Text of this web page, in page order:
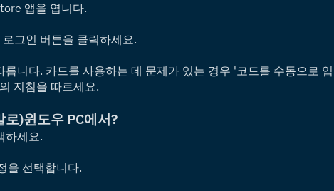
앱을 엽니다.
그인 버튼을 클릭하세요.
니다. 카드를 사용하는 데 문제가 있는 경우 '코드를 수동으로 입
지침을 따르세요.
로)윈도우 PC에서?
하세요.
을 선택합니다.